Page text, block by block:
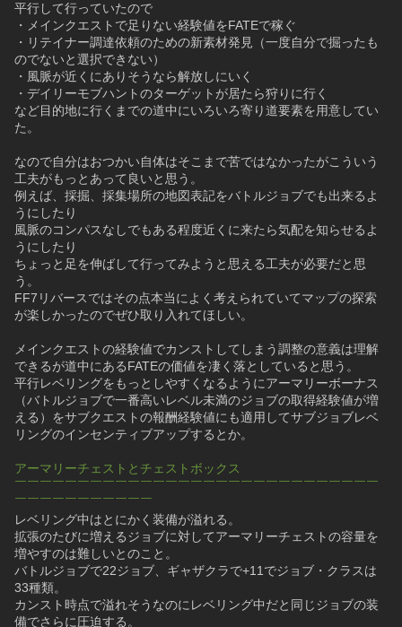
平行して行っていたので
・メインクエストで足りない経験値をFATEで稼ぐ
・リテイナー調達依頼のための新素材発見（一度自分で掘ったも
のでないと選択できない）
・風脈が近くにありそうなら解放しにいく
・デイリーモブハントのターゲットが居たら狩りに行く
など目的地に行くまでの道中にいろいろ寄り道要素を用意してい
た。
なので自分はおつかい自体はそこまで苦ではなかったがこういう
工夫がもっとあって良いと思う。
例えば、採掘、採集場所の地図表記をバトルジョブでも出来るよ
うにしたり
風脈のコンパスなしでもある程度近くに来たら気配を知らせるよ
うにしたり
ちょっと足を伸ばして行ってみようと思える工夫が必要だと思
う。
FF7リバースではその点本当によく考えられていてマップの探索
が楽しかったのでぜひ取り入れてほしい。
メインクエストの経験値でカンストしてしまう調整の意義は理解
できるが道中にあるFATEの価値を凄く落としていると思う。
平行レベリングをもっとしやすくなるようにアーマリーボーナス
（バトルジョブで一番高いレベル未満のジョブの取得経験値が増
える）をサブクエストの報酬経験値にも適用してサブジョブレベ
リングのインセンティブアップするとか。
アーマリーチェストとチェストボックス
￣￣￣￣￣￣￣￣￣￣￣￣￣￣￣￣￣￣￣￣￣￣￣￣￣￣￣￣￣
￣￣￣￣￣￣￣￣￣￣￣
レベリング中はとにかく装備が溢れる。
拡張のたびに増えるジョブに対してアーマリーチェストの容量を
増やすのは難しいとのこと。
バトルジョブで22ジョブ、ギャザクラで+11でジョブ・クラスは
33種類。
カンスト時点で溢れそうなのにレベリング中だと同じジョブの装
備でさらに圧迫する。